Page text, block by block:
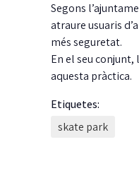
Segons
atraure usuaris
més seguretat.
En el seu
aquesta pràctica.
Etiquetes:
skate park